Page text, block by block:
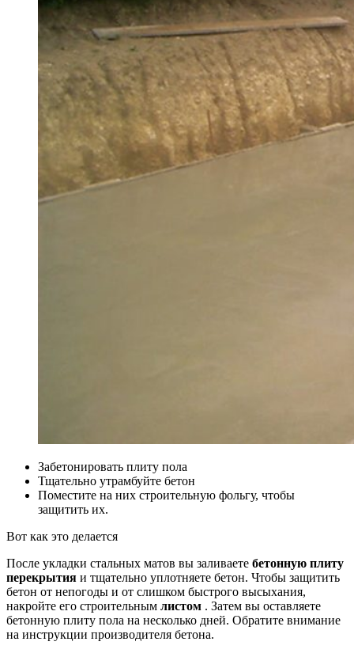
Забетонировать плиту пола
Тщательно утрамбуйте бетон
Поместите на них строительную фольгу, чтобы
защитить их.
Вот как это делается
После укладки стальных матов вы заливаете бетонную плиту
перекрытия и тщательно уплотняете бетон. Чтобы защитить
бетон от непогоды и от слишком быстрого высыхания,
накройте его строительным листом . Затем вы оставляете
бетонную плиту пола на несколько дней. Обратите внимание
на инструкции производителя бетона.